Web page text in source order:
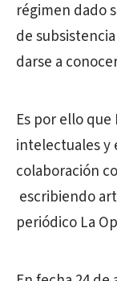
régimen dado
de
darse a
Es por ello
intelectuales y
colaboración
escribiendo
periódico La